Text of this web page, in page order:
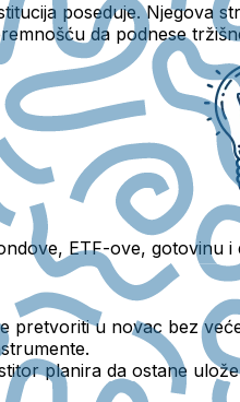
poseduje.Njegova
da podnese
ETF-ove, gotovinu i
u novac bez
planira da ostane